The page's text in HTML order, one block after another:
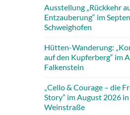
Ausstellung „Rückkehr
Entzauberung“ im
Schweighofen
Hütten-Wanderung:
auf den Kupferberg“ im
Falkenstein
„Cello & Courage – die
Story” im August 2026
Weinstraße